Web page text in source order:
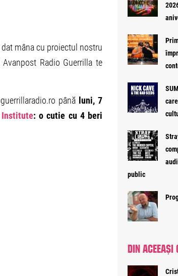
mâna cu proiectul nostru
Radio Guerrilla te
până luni, 7
: o cutie cu 4 beri
public
DIN ACEEAȘI